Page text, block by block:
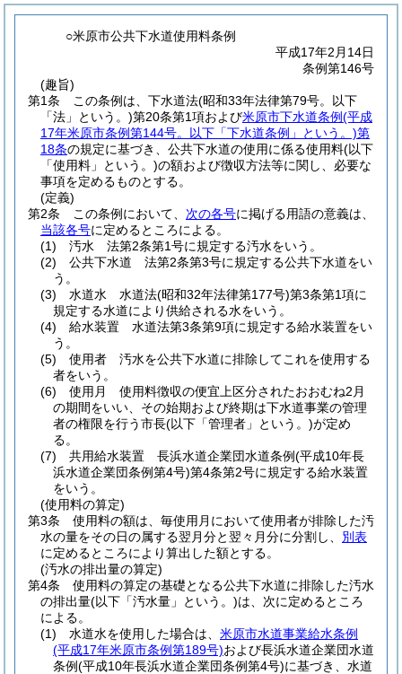
○米原市公共下水道使用料条例
平成17年2月14日
条例第146号
(趣旨)
第1条
この条例は、下水道法(昭和33年法律第79号。以下
「法」という。)第20条第1項および米原市下水道条例(平成
17年米原市条例第144号。以下「下水道条例」という。)第
18条の規定に基づき、公共下水道の使用に係る使用料(以下
「使用料」という。)の額および徴収方法等に関し、必要な
事項を定めるものとする。
(定義)
第2条
この条例において、 次の各号に掲げる用語の意義は、
当該各号に定めるところによる。
(1)
汚水 法第2条第1号に規定する汚水をいう。
(2)
公共下水道 法第2条第3号に規定する公共下水道をい
う。
(3)
水道水 水道法(昭和32年法律第177号)第3条第1項に
規定する水道により供給される水をいう。
(4)
給水装置 水道法第3条第9項に規定する給水装置をい
う。
(5)
使用者 汚水を公共下水道に排除してこれを使用する
者をいう。
(6)
使用月 使用料徴収の便宜上区分されたおおむね2月
の期間をいい、その始期および終期は下水道事業の管理
者の権限を行う市長(以下「管理者」という。)が定め
る。
(7)
共用給水装置 長浜水道企業団水道条例(平成10年長
浜水道企業団条例第4号)第4条第2号に規定する給水装置
をいう。
(使用料の算定)
第3条
使用料の額は、毎使用月において使用者が排除した汚
水の量をその日の属する翌月分と翌々月分に分割し、 別表
に定めるところにより算出した額とする。
(汚水の排出量の算定)
第4条
使用料の算定の基礎となる公共下水道に排除した汚水
の排出量(以下「汚水量」という。)は、次に定めるところ
による。
(1)
水道水を使用した場合は、 米原市水道事業給水条例
(平成17年米原市条例第189号)および長浜水道企業団水道
条例(平成10年長浜水道企業団条例第4号)に基づき、水道